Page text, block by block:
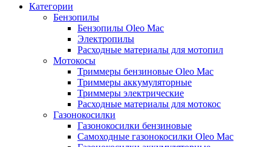
Категории
Бензопилы
Бензопилы Oleo Mac
Электропилы
Расходные материалы для мотопил
Мотокосы
Триммеры бензиновые Oleo Mac
Триммеры аккумуляторные
Триммеры электрические
Расходные материалы для мотокос
Газонокосилки
Газонокосилки бензиновые
Самоходные газонокосилки Oleo Mac